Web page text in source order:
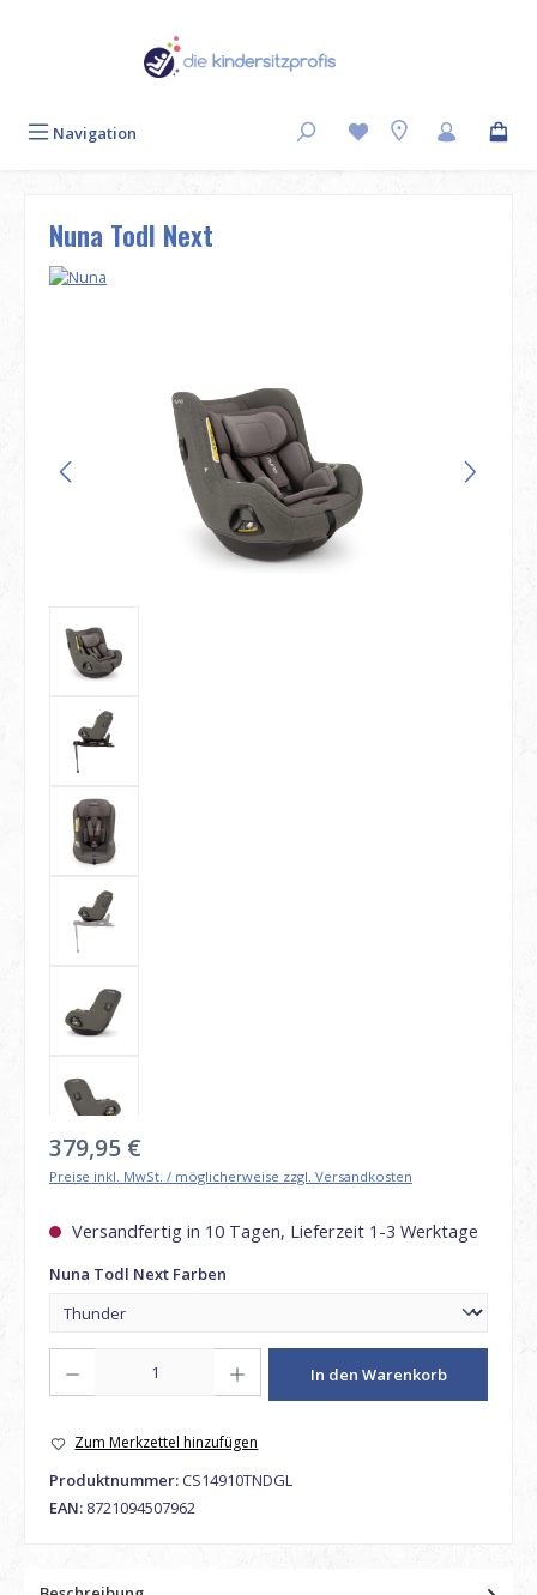
Navigation
Nuna Todl Next
Regulärer Preis:
379,95 €
Preise inkl. MwSt. / möglicherweise zzgl. Versandkosten
Versandfertig in 10 Tagen, Lieferzeit 1-3 Werktage
Nuna Todl Next Farben
In den Warenkorb
Zum Merkzettel hinzufügen
Produktnummer: CS14910TNDGL
EAN: 8721094507962